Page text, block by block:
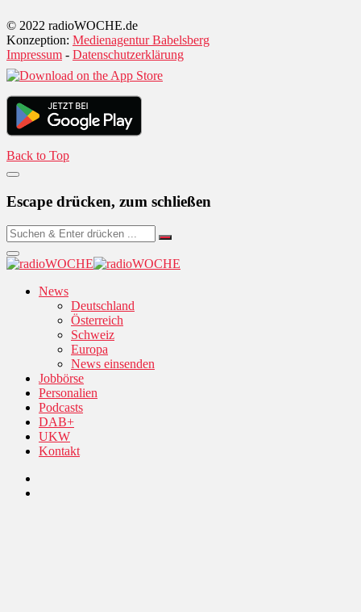
© 2022 radioWOCHE.de
Konzeption: Medienagentur Babelsberg
Impressum - Datenschutzerklärung
Back to Top
Escape drücken, zum schließen
News
Deutschland
Österreich
Schweiz
Europa
News einsenden
Jobbörse
Personalien
Podcasts
DAB+
UKW
Kontakt